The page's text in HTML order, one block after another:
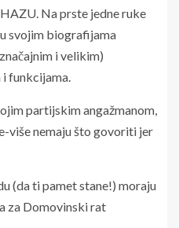
Na prste jedne ruke
svojim biografijama
i velikim)
funkcijama.
partijskim angažmanom,
više nemaju što govoriti jer
(da ti pamet stane!) moraju
za Domovinski rat